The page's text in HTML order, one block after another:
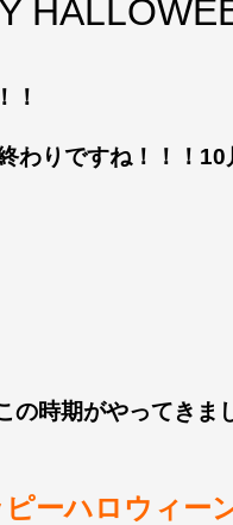
！
終わりですね！！
の時期がやってきま
ーハロウィー